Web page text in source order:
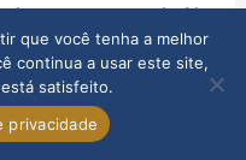
duas semanas pela Alta
mais icônicas e
que você tenha a melhor
continua a usar este site,
satisfeito.
privacidade